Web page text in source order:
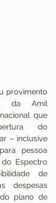
provimento
da Amil
que
do
– inclusive
pessoa
Espectro
de
despesas
plano de